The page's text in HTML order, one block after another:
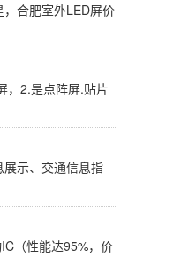
合肥室外LED屏价
，2.是点阵屏.贴片
示、交通信息指
（性能达95%，价